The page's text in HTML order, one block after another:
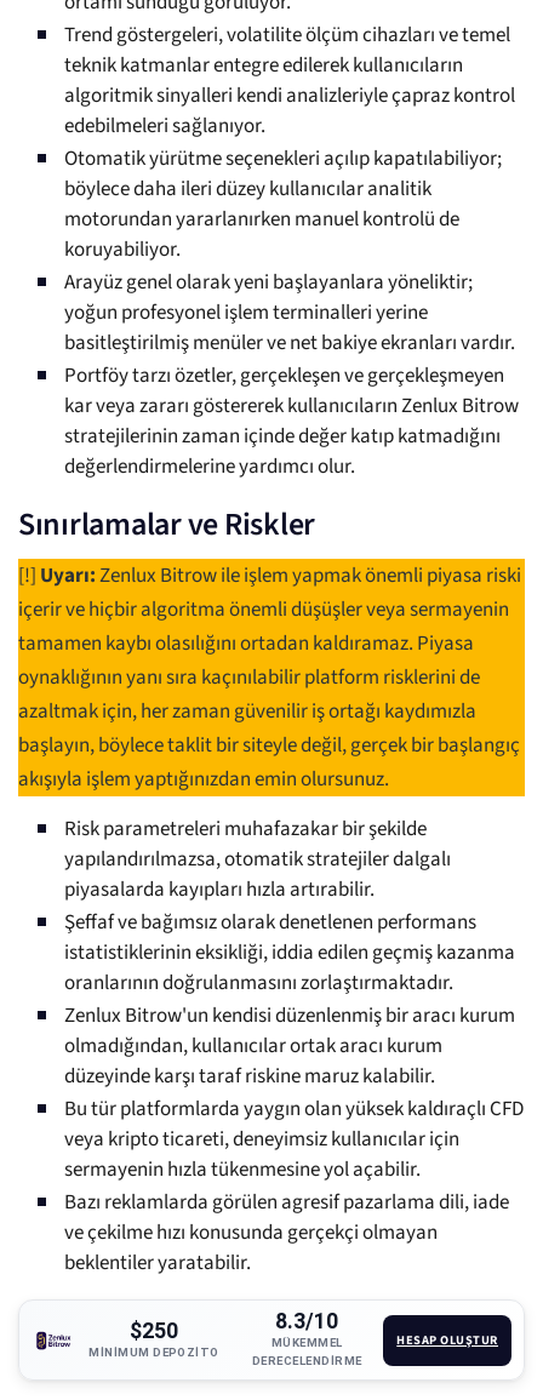
Trend göstergeleri, volatilite ölçüm cihazları ve temel
teknik katmanlar entegre edilerek kullanıcıların
algoritmik sinyalleri kendi analizleriyle çapraz kontrol
edebilmeleri sağlanıyor.
Otomatik yürütme seçenekleri açılıp kapatılabiliyor;
böylece daha ileri düzey kullanıcılar analitik
motorundan yararlanırken manuel kontrolü de
koruyabiliyor.
Arayüz genel olarak yeni başlayanlara yöneliktir;
yoğun profesyonel işlem terminalleri yerine
basitleştirilmiş menüler ve net bakiye ekranları vardır.
Portföy tarzı özetler, gerçekleşen ve gerçekleşmeyen
kar veya zararı göstererek kullanıcıların Zenlux Bitrow
stratejilerinin zaman içinde değer katıp katmadığını
değerlendirmelerine yardımcı olur.
Sınırlamalar ve Riskler
[!] Uyarı:Zenlux Bitrow ile işlem yapmak önemli piyasa riski
içerir ve hiçbir algoritma önemli düşüşler veya sermayenin
tamamen kaybı olasılığını ortadan kaldıramaz. Piyasa
oynaklığının yanı sıra kaçınılabilir platform risklerini de
azaltmak için, her zaman güvenilir iş ortağı kaydımızla
başlayın, böylece taklit bir siteyle değil, gerçek bir başlangıç
akışıyla işlem yaptığınızdan emin olursunuz.
Risk parametreleri muhafazakar bir şekilde
yapılandırılmazsa, otomatik stratejiler dalgalı
piyasalarda kayıpları hızla artırabilir.
Şeffaf ve bağımsız olarak denetlenen performans
istatistiklerinin eksikliği, iddia edilen geçmiş kazanma
oranlarının doğrulanmasını zorlaştırmaktadır.
Zenlux Bitrow'un kendisi düzenlenmiş bir aracı kurum
olmadığından, kullanıcılar ortak aracı kurum
düzeyinde karşı taraf riskine maruz kalabilir.
Bu tür platformlarda yaygın olan yüksek kaldıraçlı CFD
veya kripto ticareti, deneyimsiz kullanıcılar için
sermayenin hızla tükenmesine yol açabilir.
Bazı reklamlarda görülen agresif pazarlama dili, iade
ve çekilme hızı konusunda gerçekçi olmayan
beklentiler yaratabilir.
$250
MINIMUM DEPOZITO
8.3/10
MÜKEMMEL
DERECELENDIRME
HESAP OLUŞTUR